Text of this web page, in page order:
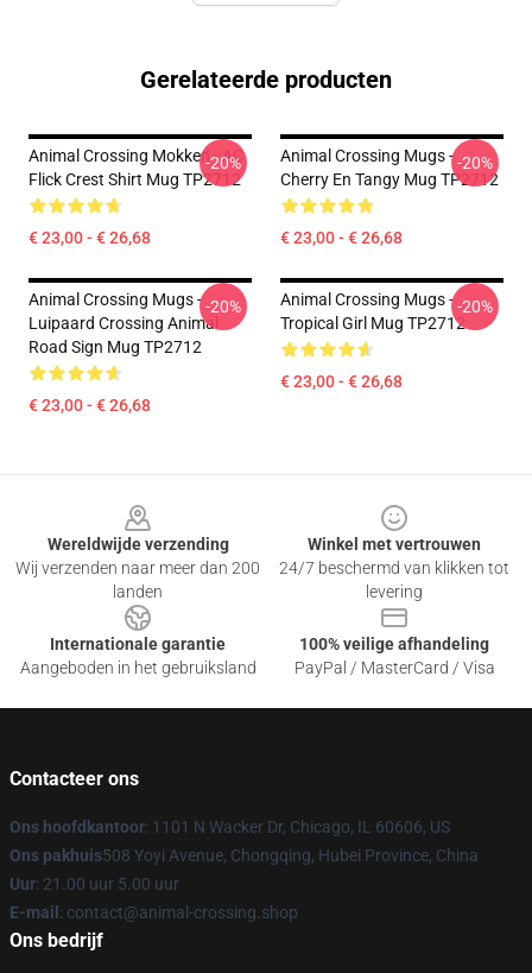
Gerelateerde producten
Animal Crossing Mokken - AC
Flick Crest Shirt Mug TP2712
€ 23,00 - € 26,68
-20%
Animal Crossing Mugs -
Cherry En Tangy Mug TP2712
€ 23,00 - € 26,68
-20%
Animal Crossing Mugs -
Luipaard Crossing Animal
Road Sign Mug TP2712
€ 23,00 - € 26,68
-20%
Animal Crossing Mugs -
Tropical Girl Mug TP2712
€ 23,00 - € 26,68
-20%
Wereldwijde verzending
Wij verzenden naar meer dan 200
landen
Winkel met vertrouwen
24/7 beschermd van klikken tot
levering
Internationale garantie
Aangeboden in het gebruiksland
100% veilige afhandeling
PayPal / MasterCard / Visa
Contacteer ons
Ons hoofdkantoor: 1101 N Wacker Dr, Chicago, IL 60606, US
Ons pakhuis508 Yoyi Avenue, Chongqing, Hubei Province, China
Uur: 21.00 uur 5.00 uur
E-mail : contact@animal-crossing.shop
Ons bedrijf